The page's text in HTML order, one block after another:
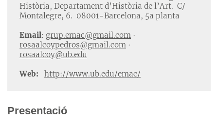
Història, Departament d’Història de l’Art. C/
Montalegre, 6. 08001-Barcelona, 5a planta
Email: grup.emac@gmail.com ·
rosaalcoypedros@gmail.com ·
rosaalcoy@ub.edu
Web: http://www.ub.edu/emac/
Presentació